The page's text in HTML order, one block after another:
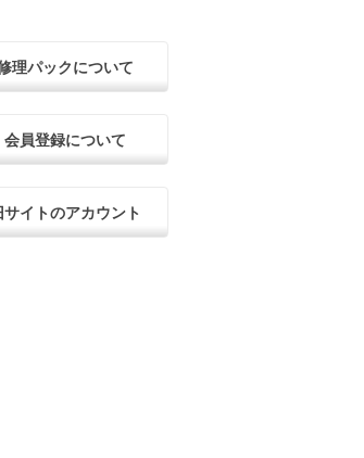
理パックについて
会員登録について
サイトのアカウント